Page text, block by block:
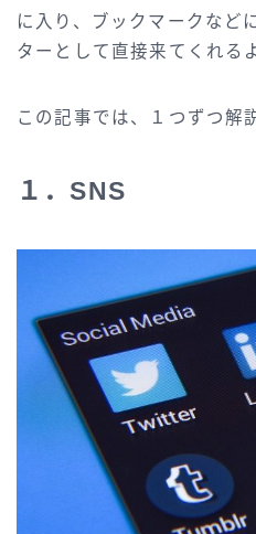
に入り、ブックマークなど
ターとして直接来てくれる
この記事では、１つずつ解
１．SNS